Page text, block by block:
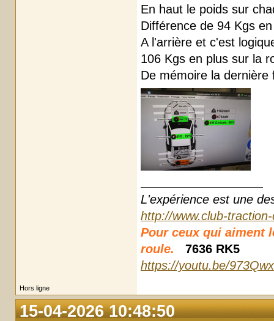
En haut le poids sur
Différence de 94 Kgs
A l'arrière et c'est
106 Kgs en plus sur la
De mémoire la
L'expérience est une
http://www.club-
Pour ceux qui aiment
roule.
7636 RK5
https://youtu.be/
Hors ligne
15-04-2026 10:48:50